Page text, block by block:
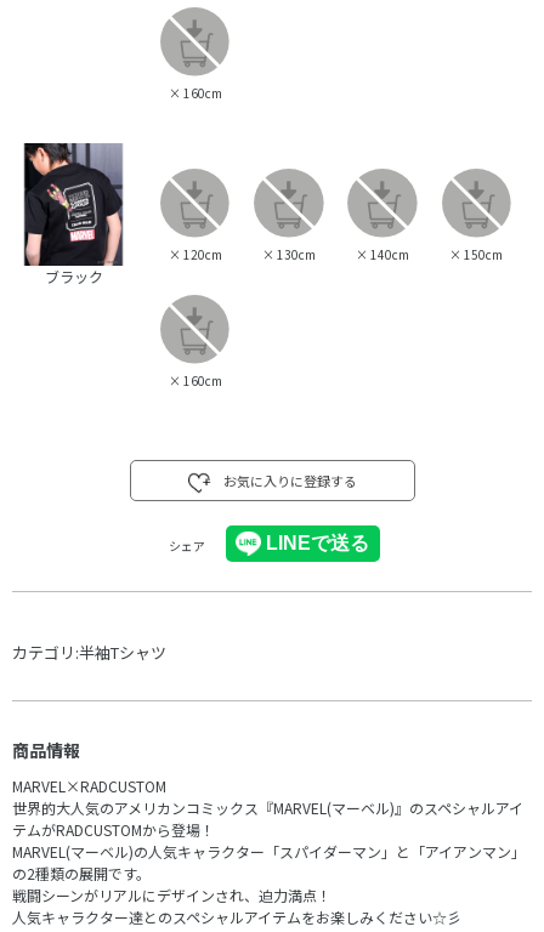
× 160cm
ブラック
× 120cm × 130cm × 140cm × 150cm
× 160cm
お気に入りに登録する
シェア
カテゴリ:半袖Tシャツ
商品情報
MARVEL×RADCUSTOM
世界的大人気のアメリカンコミックス『MARVEL(マーベル)』のスペシャルアイ
テムがRADCUSTOMから登場！
MARVEL(マーベル)の人気キャラクター「スパイダーマン」と「アイアンマン」
の2種類の展開です。
戦闘シーンがリアルにデザインされ、迫力満点！
人気キャラクター達とのスペシャルアイテムをお楽しみください☆彡